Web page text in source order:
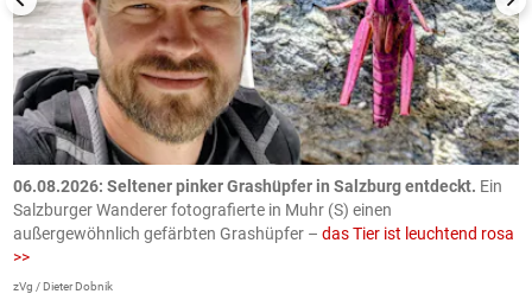
06.08.2026: Seltener pinker Grashüpfer in Salzburg entdeckt. Ein
Salzburger Wanderer fotografierte in Muhr (S) einen
außergewöhnlich gefärbten Grashüpfer – das Tier ist leuchtend rosa
>>
zVg / Dieter Dobnik